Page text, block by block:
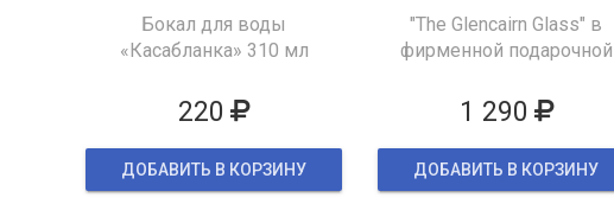
Бокал для воды
«Касабланка» 310 мл
220
ДОБАВИТЬ В КОРЗИНУ
"The Glencairn Glass" в
фирменной подарочной
1 290
ДОБАВИТЬ В КОРЗИНУ